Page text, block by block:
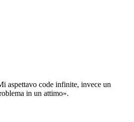
aspettavo code infinite, invece un
in un attimo».